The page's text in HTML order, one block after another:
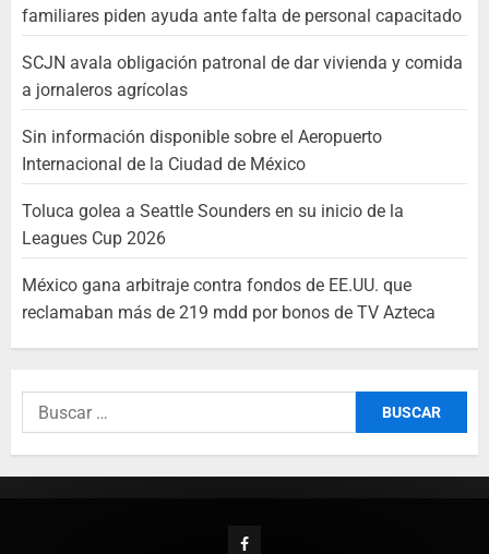
familiares piden ayuda ante falta de personal capacitado
SCJN avala obligación patronal de dar vivienda y comida
a jornaleros agrícolas
Sin información disponible sobre el Aeropuerto
Internacional de la Ciudad de México
Toluca golea a Seattle Sounders en su inicio de la
Leagues Cup 2026
México gana arbitraje contra fondos de EE.UU. que
reclamaban más de 219 mdd por bonos de TV Azteca